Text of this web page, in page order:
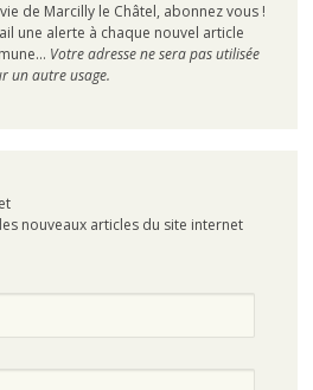
de Marcilly le Châtel, abonnez vous !
une alerte à chaque nouvel article
Votre adresse ne sera pas utilisée
un autre usage.
nouveaux articles du site internet